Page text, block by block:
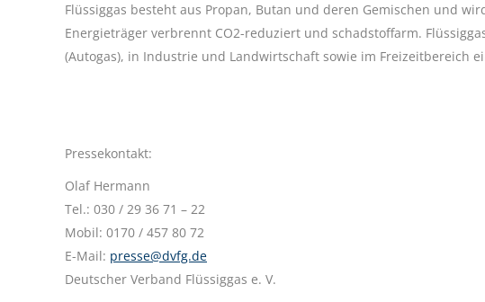
Flüssiggas besteht aus Propan, Butan und deren Gemischen und
Energieträger verbrennt CO2-reduziert und schadstoffarm.
(Autogas), in Industrie und Landwirtschaft sowie im Freizeitbereich
Pressekontakt:
Olaf Hermann
Tel.: 030 / 29 36 71 – 22
Mobil: 0170 / 457 80 72
E-Mail: presse@dvfg.de
Deutscher Verband Flüssiggas e. V.